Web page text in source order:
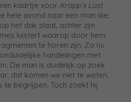
kaartje voor Krapp’s Last
hele avond naar een man die,
het dak slaat, achter zijn
luistert waarop door hem
te horen zijn. Zo nu
handelingen met
De man is duidelijk op zoek
dat komen we niet te weten.
te begrijpen. Toch zoekt hij